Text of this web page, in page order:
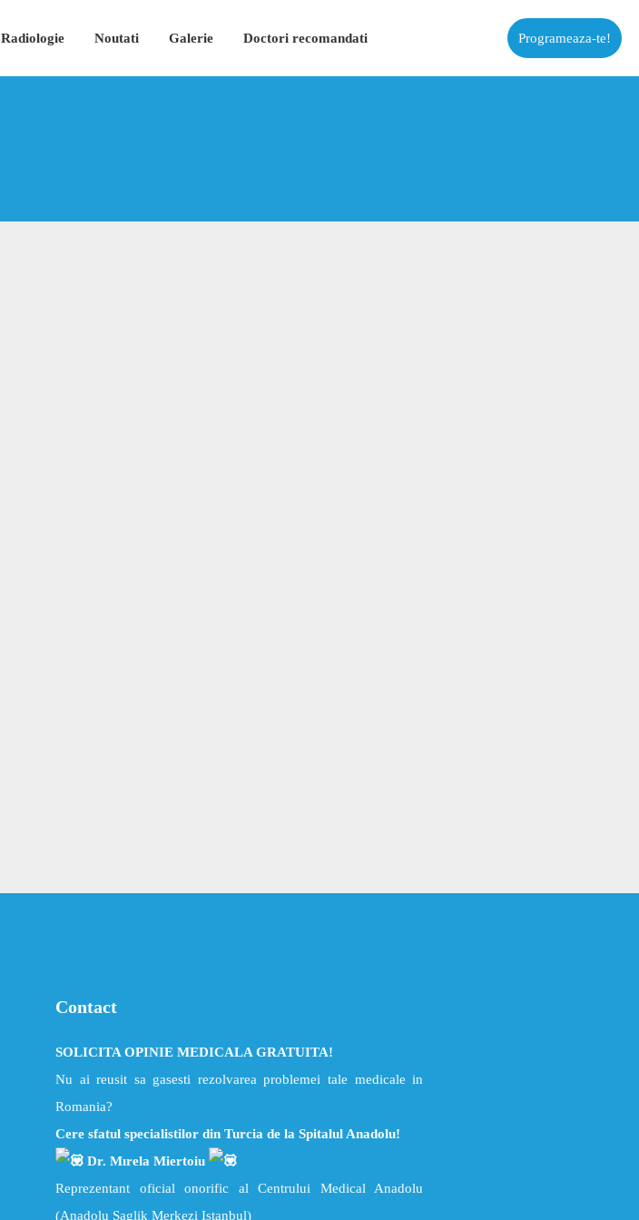
Radiologie Noutati Galerie Doctori recomandati Programeaza-te!
Contact
SOLICITA OPINIE MEDICALA GRATUITA!
Nu ai reusit sa gasesti rezolvarea problemei tale medicale in
Romania?
Cere sfatul specialistilor din Turcia de la Spitalul Anadolu!
Dr. Mırela Miertoiu
Reprezentant oficial onorific al Centrului Medical Anadolu
(Anadolu Saglik Merkezi Istanbul)